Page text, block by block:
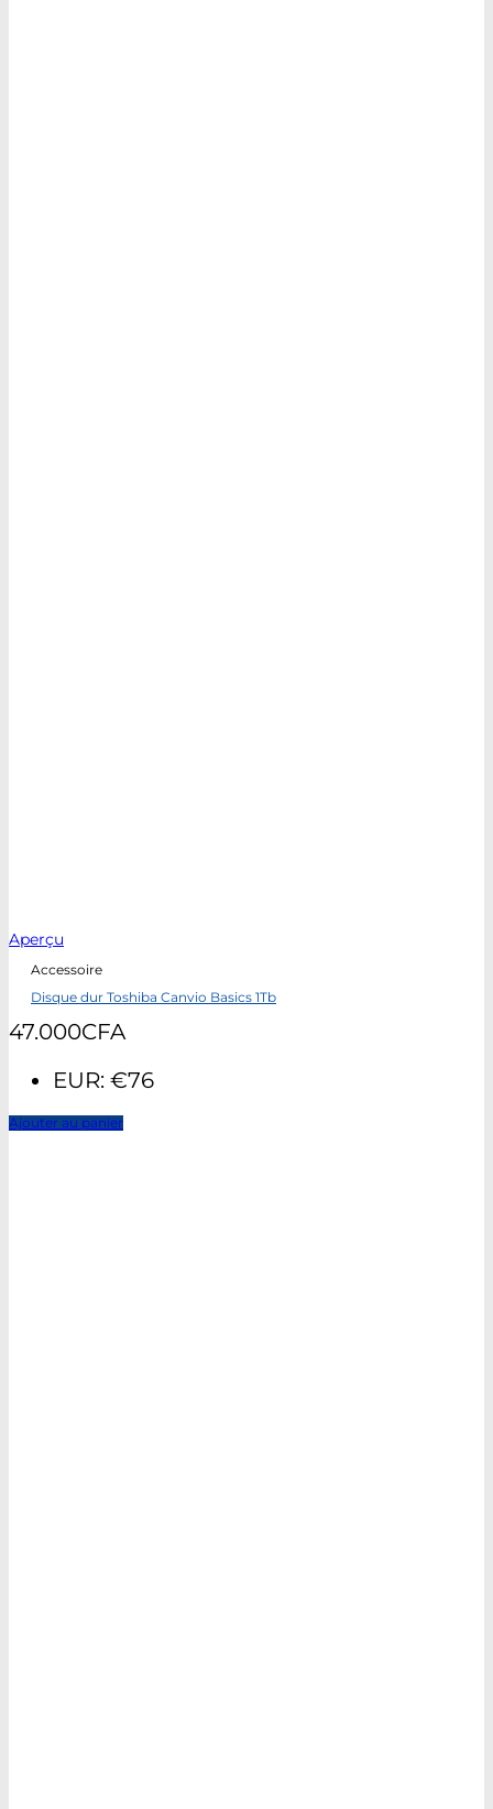
Aperçu
Accessoire
Disque dur Toshiba Canvio Basics 1Tb
47.000CFA
EUR: €76
Ajouter au panier